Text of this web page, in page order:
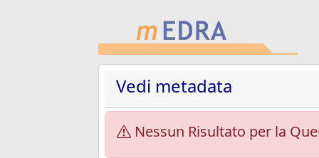
Vedi metadata
Nessun Risultato per la